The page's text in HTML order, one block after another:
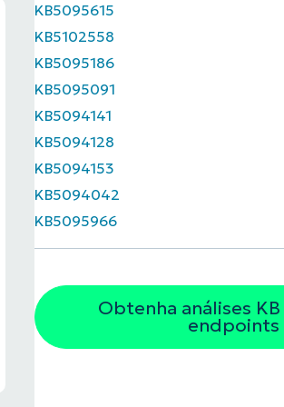
KB5095615
KB5102558
KB5095186
KB5095091
KB5094141
KB5094128
KB5094153
KB5094042
KB5095966
Obtenha análises
endpoints